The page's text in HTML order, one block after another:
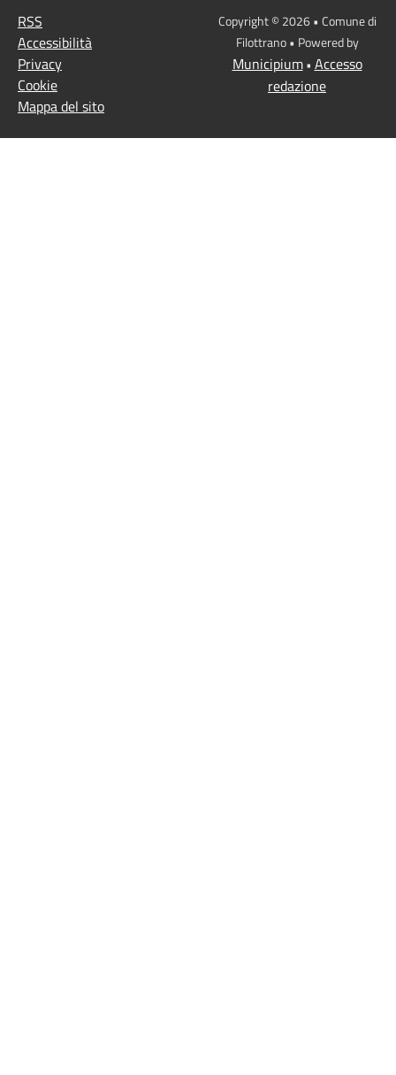
RSS
Accessibilità
Privacy
Cookie
Mappa del sito
Copyright © 2026 • Comune di
Filottrano • Powered by
Municipium• Accesso
redazione